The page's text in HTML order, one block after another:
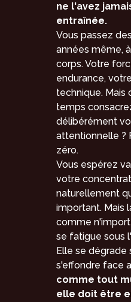
ne l'avez
entraînée.
Vous passez
années même,
corps. Votre
endurance,
technique. Mais
temps
délibérément
attentionnelle ?
zéro.
Vous espérez
votre
naturellement
important. Mais
comme
se fatigue sous
Elle se dégrade
s'effondre face
comme tout
elle doit être